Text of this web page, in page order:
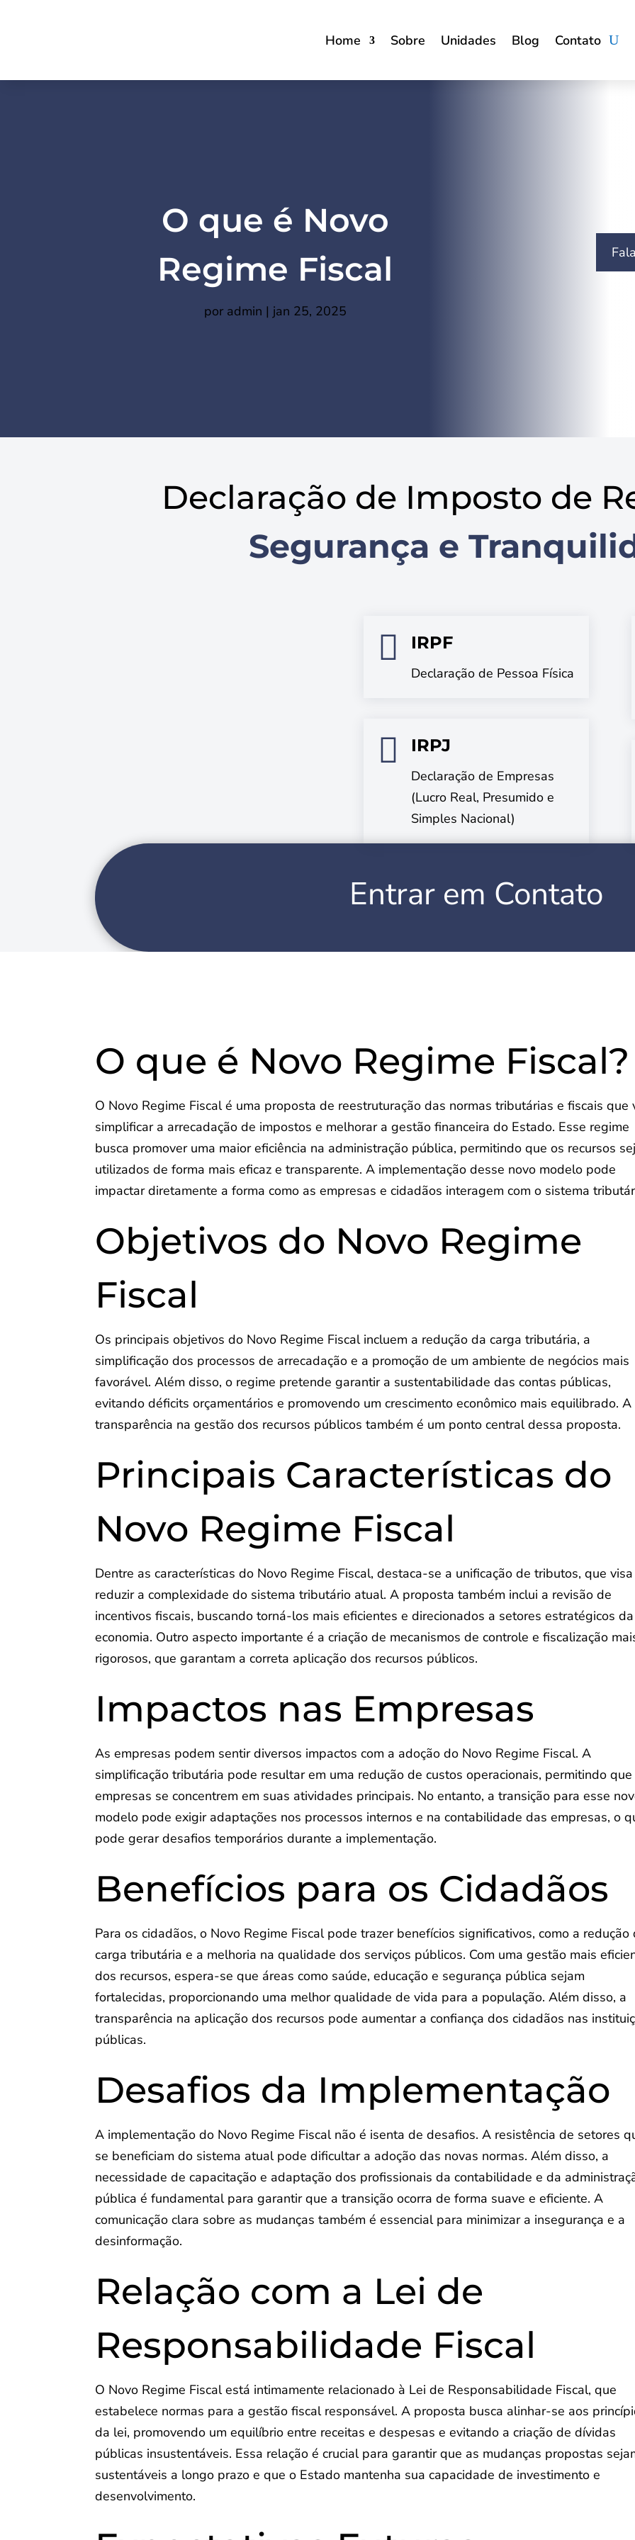
Home Sobre Unidades Blog Contato
O que é Novo
Regime Fiscal
por admin | jan 25, 2025
Declaração de Imposto de
Segurança e
 IRPF
Declaração de Pessoa Física
 IRPJ
Declaração de Empresas
(Lucro Real, Presumido e
Simples Nacional)
Entrar em Contato
O que é Novo Regime Fiscal?
O Novo Regime Fiscal é uma proposta de reestruturação das normas tributárias e fiscais que
simplificar a arrecadação de impostos e melhorar a gestão financeira do Estado. Esse regime
busca promover uma maior eficiência na administração pública, permitindo que os recursos
utilizados de forma mais eficaz e transparente. A implementação desse novo modelo pode
impactar diretamente a forma como as empresas e cidadãos interagem com o sistema
Objetivos do Novo Regime
Fiscal
Os principais objetivos do Novo Regime Fiscal incluem a redução da carga tributária, a
simplificação dos processos de arrecadação e a promoção de um ambiente de negócios mais
favorável. Além disso, o regime pretende garantir a sustentabilidade das contas públicas,
evitando déficits orçamentários e promovendo um crescimento econômico mais equilibrado. A
transparência na gestão dos recursos públicos também é um ponto central dessa proposta.
Principais Características do
Novo Regime Fiscal
Dentre as características do Novo Regime Fiscal, destaca-se a unificação de tributos, que visa
reduzir a complexidade do sistema tributário atual. A proposta também inclui a revisão de
incentivos fiscais, buscando torná-los mais eficientes e direcionados a setores estratégicos da
economia. Outro aspecto importante é a criação de mecanismos de controle e fiscalização
rigorosos, que garantam a correta aplicação dos recursos públicos.
Impactos nas Empresas
As empresas podem sentir diversos impactos com a adoção do Novo Regime Fiscal. A
simplificação tributária pode resultar em uma redução de custos operacionais, permitindo que
empresas se concentrem em suas atividades principais. No entanto, a transição para esse
modelo pode exigir adaptações nos processos internos e na contabilidade das empresas, o
pode gerar desafios temporários durante a implementação.
Benefícios para os Cidadãos
Para os cidadãos, o Novo Regime Fiscal pode trazer benefícios significativos, como a redução
carga tributária e a melhoria na qualidade dos serviços públicos. Com uma gestão mais
dos recursos, espera-se que áreas como saúde, educação e segurança pública sejam
fortalecidas, proporcionando uma melhor qualidade de vida para a população. Além disso, a
transparência na aplicação dos recursos pode aumentar a confiança dos cidadãos nas
públicas.
Desafios da Implementação
A implementação do Novo Regime Fiscal não é isenta de desafios. A resistência de setores
se beneficiam do sistema atual pode dificultar a adoção das novas normas. Além disso, a
necessidade de capacitação e adaptação dos profissionais da contabilidade e da
pública é fundamental para garantir que a transição ocorra de forma suave e eficiente. A
comunicação clara sobre as mudanças também é essencial para minimizar a insegurança e a
desinformação.
Relação com a Lei de
Responsabilidade Fiscal
O Novo Regime Fiscal está intimamente relacionado à Lei de Responsabilidade Fiscal, que
estabelece normas para a gestão fiscal responsável. A proposta busca alinhar-se aos
da lei, promovendo um equilíbrio entre receitas e despesas e evitando a criação de dívidas
públicas insustentáveis. Essa relação é crucial para garantir que as mudanças propostas
sustentáveis a longo prazo e que o Estado mantenha sua capacidade de investimento e
desenvolvimento.